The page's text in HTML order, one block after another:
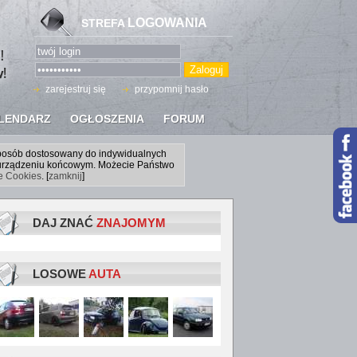
OGŁOSZENIA FORUM
STREFA LOGOWANIA
zarejestruj się przypomnij hasło
dostosowany do indywidualnych
końcowym. Możecie Państwo
Cookies. [zamknij]
DAJ ZNAĆ ZNAJOMYM
LOSOWEAUTA